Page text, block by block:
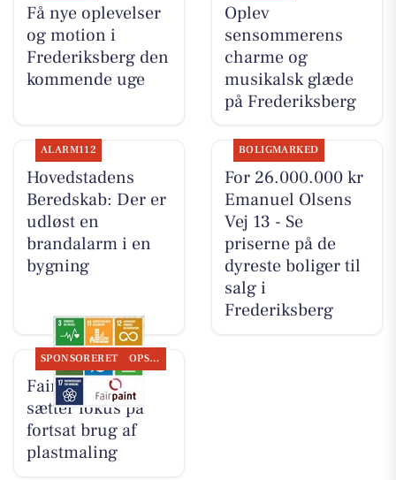
Få nye oplevelser
og motion i
Frederiksberg den
kommende uge
Oplev
sensommerens
charme og
musikalsk glæde
på Frederiksberg
ALARM112
Hovedstadens
Beredskab: Der er
udløst en
brandalarm i en
bygning
BOLIGMARKED
For 26.000.000 kr
Emanuel Olsens
Vej 13 - Se
priserne på de
dyreste boliger til
salg i
Frederiksberg
SPONSORERET OPSLAGSTAVLEN
Fairpaint ApS
sætter fokus på
fortsat brug af
plastmaling